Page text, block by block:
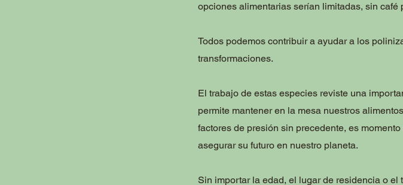
opciones alimentarias serían limitadas, sin
Todos podemos contribuir a ayudar a los
transformaciones.
El trabajo de estas especies reviste una
permite mantener en la mesa nuestros
factores de presión sin precedente, es
asegurar su futuro en nuestro planeta.
Sin importar la edad, el lugar de residencia o